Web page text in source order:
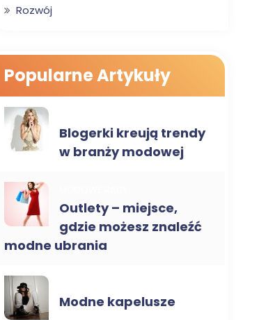
Rozwój
Popularne Artykuły
Blogerki kreują trendy
w branży modowej
Outlety – miejsce,
gdzie możesz znaleźć
modne ubrania
Modne kapelusze